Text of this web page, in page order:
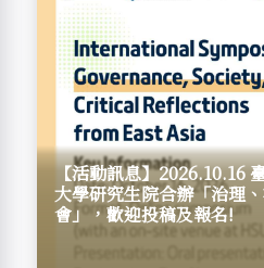
【活動訊息】2026.10.16
大學研究生院合辦「治理
會」，歡迎投稿及報名!